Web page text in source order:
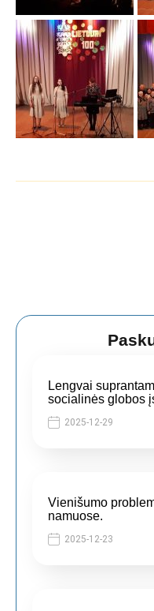
Lengvai
socialinės globos
2025-12-29
Vienišumo
namuose.
2025-12-23